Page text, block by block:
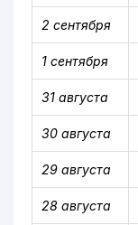
2 сентября
1 сентября
31 августа
30 августа
29 августа
28 августа